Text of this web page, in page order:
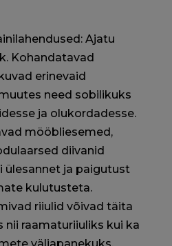
Ajatu
Kohandatavad
erinevaid
need sobilikuks
ja olukordadesse.
mööbliesemed,
diivanid
ülesannet ja paigutust
kulutusteta.
riiulid võivad täita
nii raamaturiiuliks kui ka